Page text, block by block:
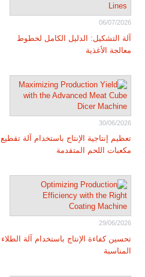
06/07/2026
آلة التشكيل: الدليل الكامل لخطوط
معالجة الأغذية
30/06/2026
تعظيم إنتاجية الإنتاج باستخدام آلة تقطيع
مكعبات اللحم المتقدمة
29/06/2026
تحسين كفاءة الإنتاج باستخدام آلة الطلاء
المناسبة